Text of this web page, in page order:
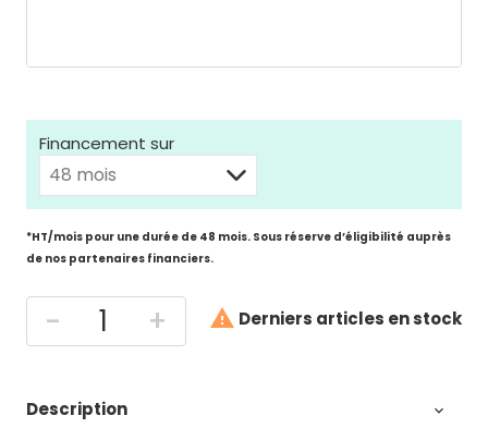
Financement sur
*HT/mois pour une durée de 48 mois. Sous réserve d’éligibilité auprès
de nos partenaires financiers.
- +  Derniers articles en stock
Description 